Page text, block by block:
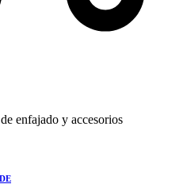
enfajado y accesorios